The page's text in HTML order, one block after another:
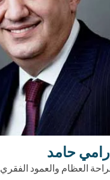
رامي حامد
العظام والعمود الفقري